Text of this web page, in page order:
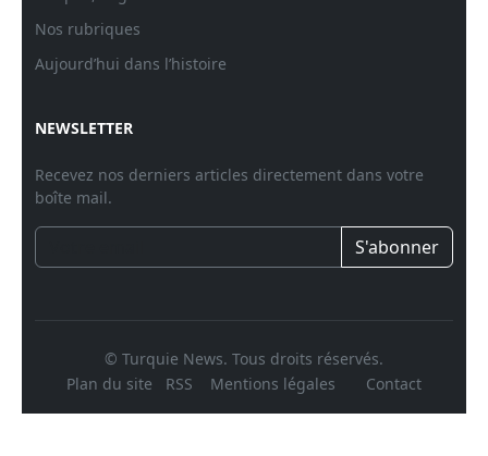
Nos rubriques
Aujourd’hui dans l’histoire
NEWSLETTER
Recevez nos derniers articles directement dans votre
boîte mail.
S'abonner
© Turquie News. Tous droits réservés.
Plan du site
RSS Mentions légales Contact